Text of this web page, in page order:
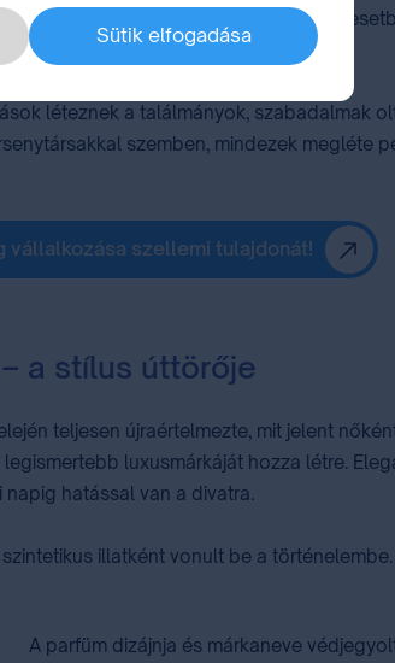
küldte el egyben a tervrajzokat, sok
léteznek a találmányok, szabadalmak
szemben, mindezek megléte
szellemi tulajdonát!
a stílus úttörője
teljesen újraértelmezte, mit jelent
luxusmárkáját hozza létre.
hatással van a divatra.
illatként vonult be a történelembe.
A parfüm dizájnja és márkaneve
Sütik elfogadása